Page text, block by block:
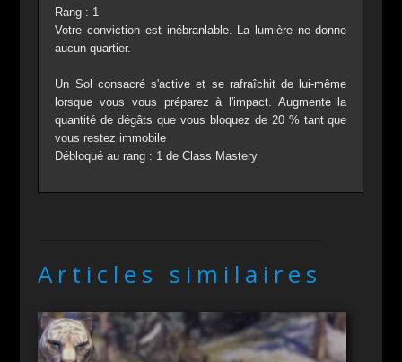
Rang : 1
Votre conviction est inébranlable. La lumière ne donne
aucun quartier.
Un Sol consacré s'active et se rafraîchit de lui-même
lorsque vous vous préparez à l'impact. Augmente la
quantité de dégâts que vous bloquez de 20 % tant que
vous restez immobile
Débloqué au rang : 1 de Class Mastery
Articles similaires